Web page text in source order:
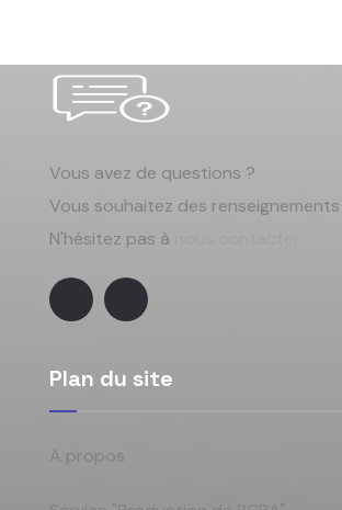
Vous avez de questions ?
Vous souhaitez des renseignements
N'hésitez pas à
Plan du site
A propos